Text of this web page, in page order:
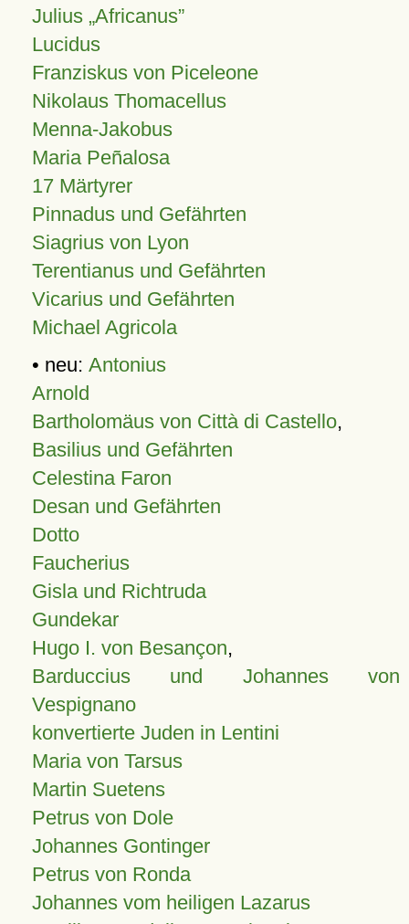
Julius Africanus
Lucidus
Franziskus von Piceleone
Nikolaus Thomacellus
Menna-Jakobus
Maria Peñalosa
17 Märtyrer
Pinnadus und Gefährten
Siagrius von Lyon
Terentianus und Gefährten
Vicarius und Gefährten
Michael Agricola
• neu: Antonius
Arnold
Bartholomäus von Città di Castello,
Basilius und Gefährten
Celestina Faron
Desan und Gefährten
Dotto
Faucherius
Gisla und Richtruda
Gundekar
Hugo I. von Besançon,
Barduccius und Johannes von
Vespignano
konvertierte Juden in Lentini
Maria von Tarsus
Martin Suetens
Petrus von Dole
Johannes Gontinger
Petrus von Ronda
Johannes vom heiligen Lazarus